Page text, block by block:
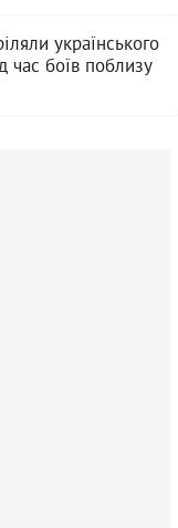
українського
час боїв поблизу